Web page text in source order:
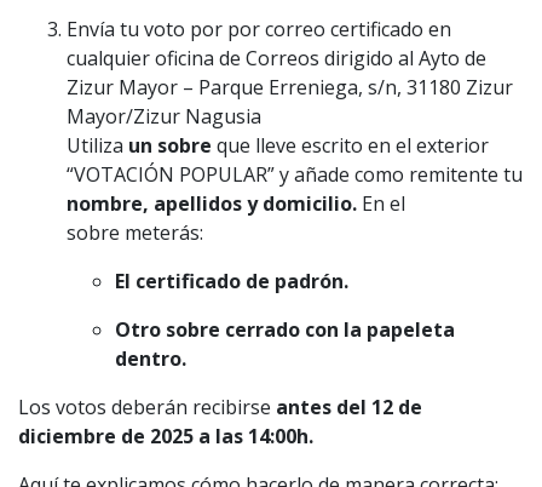
Envía tu voto por por correo certificado en
cualquier oficina de Correos dirigido al Ayto de
Zizur Mayor – Parque Erreniega, s/n, 31180 Zizur
Mayor/Zizur Nagusia
Utiliza un sobre que lleve escrito en el exterior
“VOTACIÓN POPULAR” y añade como remitente tu
nombre, apellidos y domicilio. En el
sobre meterás:
El certificado de padrón.
Otro sobre cerrado con la papeleta
dentro.
Los votos deberán recibirse antes del 12 de
diciembre de 2025 a las 14:00h.